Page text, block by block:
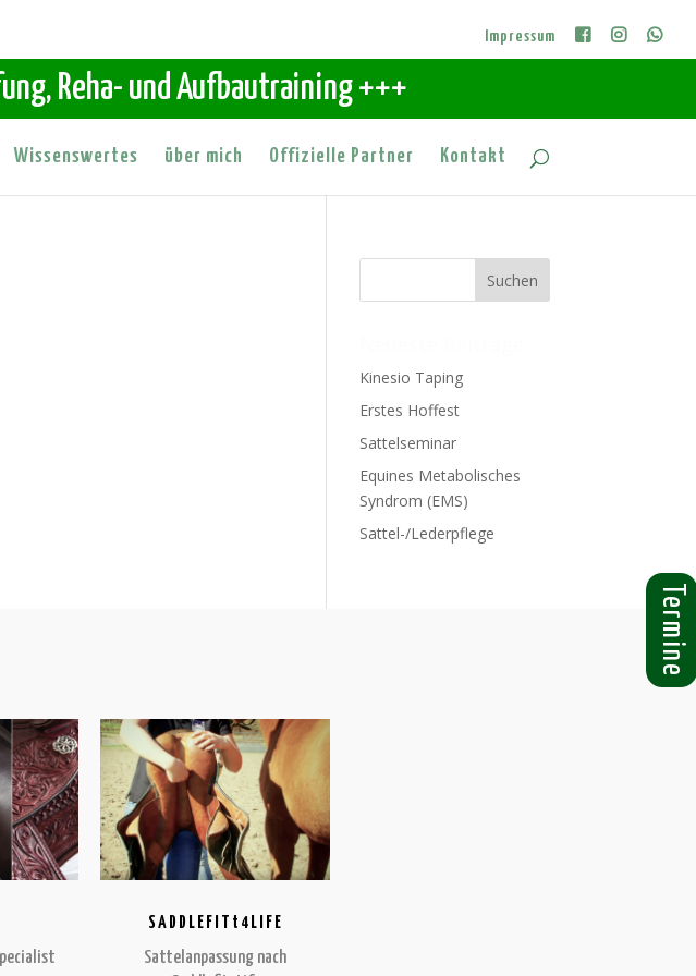
Impressum
Reha- und Aufbautraining +++
Wissenswertes über mich Offizielle Partner Kontakt
Kinesio Taping
Erstes Hoffest
Sattelseminar
Equines Metabolisches
Syndrom (EMS)
Sattel-/Lederpflege
Termine
SADDLEFITt4LIFE
Sattelanpassung nach